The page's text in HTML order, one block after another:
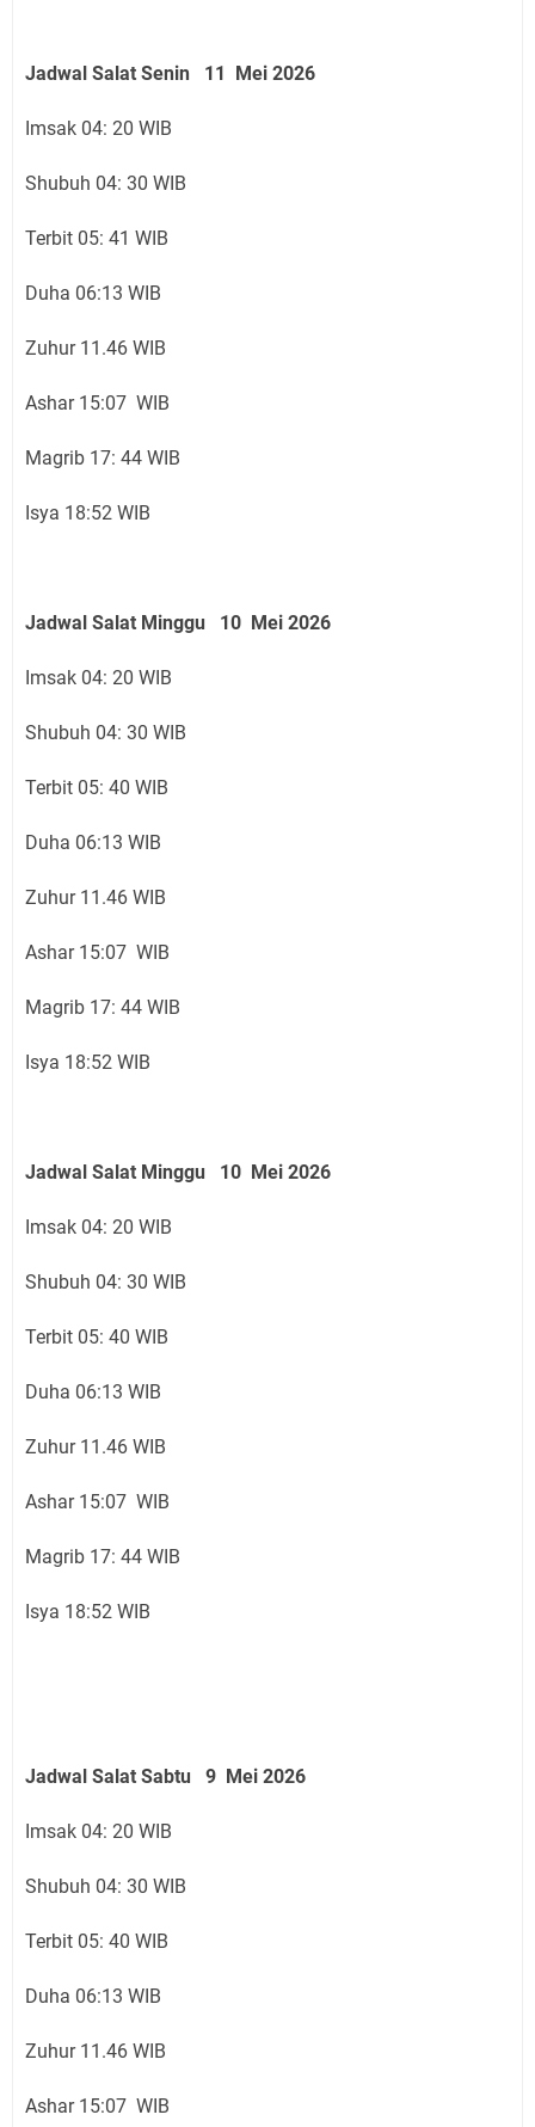
Jadwal Salat Senin 11 Mei 2026
Imsak 04: 20 WIB
Shubuh 04: 30 WIB
Terbit 05: 41 WIB
Duha 06:13 WIB
Zuhur 11.46 WIB
Ashar 15:07 WIB
Magrib 17: 44 WIB
Isya 18:52 WIB
Jadwal Salat Minggu 10 Mei 2026
Imsak 04: 20 WIB
Shubuh 04: 30 WIB
Terbit 05: 40 WIB
Duha 06:13 WIB
Zuhur 11.46 WIB
Ashar 15:07 WIB
Magrib 17: 44 WIB
Isya 18:52 WIB
Jadwal Salat Minggu 10 Mei 2026
Imsak 04: 20 WIB
Shubuh 04: 30 WIB
Terbit 05: 40 WIB
Duha 06:13 WIB
Zuhur 11.46 WIB
Ashar 15:07 WIB
Magrib 17: 44 WIB
Isya 18:52 WIB
Jadwal Salat Sabtu 9 Mei 2026
Imsak 04: 20 WIB
Shubuh 04: 30 WIB
Terbit 05: 40 WIB
Duha 06:13 WIB
Zuhur 11.46 WIB
Ashar 15:07 WIB